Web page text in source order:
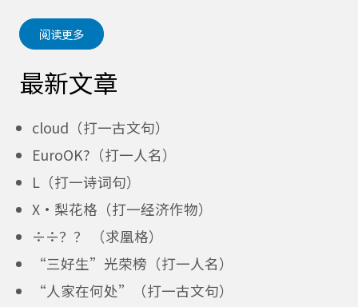
阅读更多
最新文章
cloud（打一古文句）
EuroOK?（打一人名）
L（打一诗词句）
X·梨花格（打一经济作物）
÷÷？？ （求凰格）
“三好生”光荣榜（打一人名）
“人家在何处”（打一古文句）